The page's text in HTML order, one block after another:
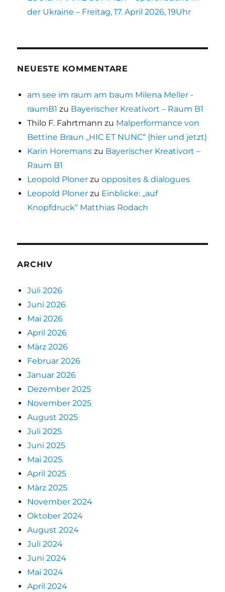
der Ukraine – Freitag, 17. April 2026, 19Uhr
NEUESTE KOMMENTARE
am see im raum am baum Milena Meller -
raumB1 zu Bayerischer Kreativort – Raum B1
Thilo F. Fahrtmann zu Malperformance von
Bettine Braun „HIC ET NUNC“ (hier und jetzt)
Karin Horemans zu Bayerischer Kreativort –
Raum B1
Leopold Ploner zuopposites & dialogues
Leopold Ploner zu Einblicke: „auf
Knopfdruck“ Matthias Rodach
ARCHIV
Juli 2026
Juni 2026
Mai 2026
April 2026
März 2026
Februar 2026
Januar 2026
Dezember 2025
November 2025
August 2025
Juli 2025
Juni 2025
Mai 2025
April 2025
März 2025
November 2024
Oktober 2024
August 2024
Juli 2024
Juni 2024
Mai 2024
April 2024